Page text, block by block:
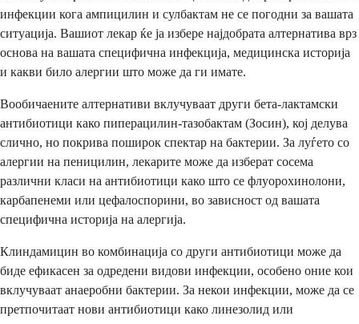
инфекции кога ампицилин и сулбактам не се погодни за вашата
ситуација. Вашиот лекар ќе ја избере најдобрата алтернатива врз
основа на вашата специфична инфекција, медицинска историја
и какви било алергии што може да ги имате.
Вообичаените алтернативи вклучуваат други бета-лактамски
антибиотици како пиперацилин-тазобактам (Зосин), кој делува
слично, но покрива поширок спектар на бактерии. За луѓето со
алергии на пеницилин, лекарите може да изберат сосема
различни класи на антибиотици како што се флуорохинолони,
карбапенеми или цефалоспорини, во зависност од вашата
специфична историја на алергија.
Клиндамицин во комбинација со други антибиотици може да
биде ефикасен за одредени видови инфекции, особено оние кои
вклучуваат анаеробни бактерии. За некои инфекции, може да се
претпочитаат нови антибиотици како линезолид или